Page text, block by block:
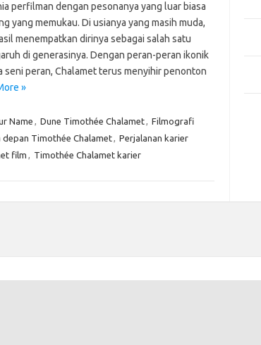
perfilman dengan pesonanya yang luar biasa
yang memukau. Di usianya yang masih muda,
menempatkan dirinya sebagai salah satu
di generasinya. Dengan peran-peran ikonik
seni peran, Chalamet terus menyihir penonton
»
Name , Dune Timothée Chalamet, Filmografi
depan Timothée Chalamet, Perjalanan karier
film , Timothée Chalamet karier